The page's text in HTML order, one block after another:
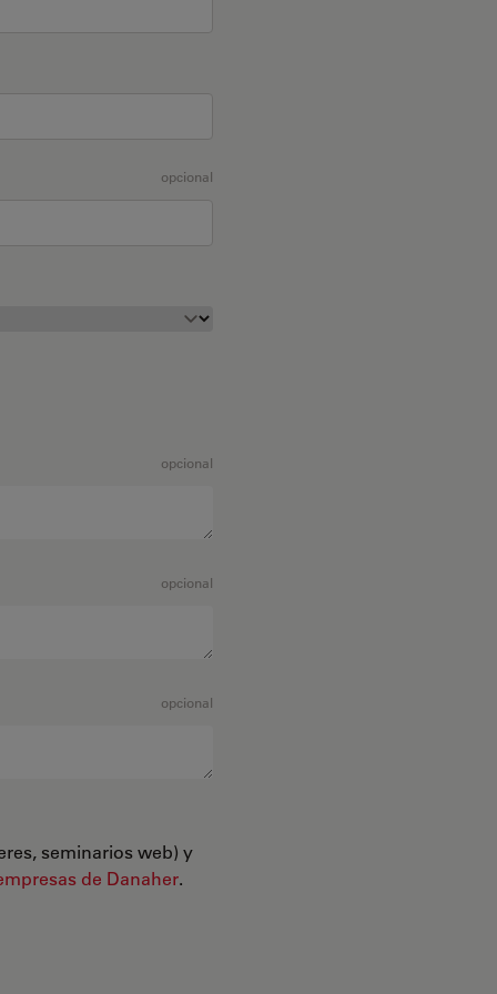
opcional
opcional
opcional
opcional
seminarios web) y
de Danaher.